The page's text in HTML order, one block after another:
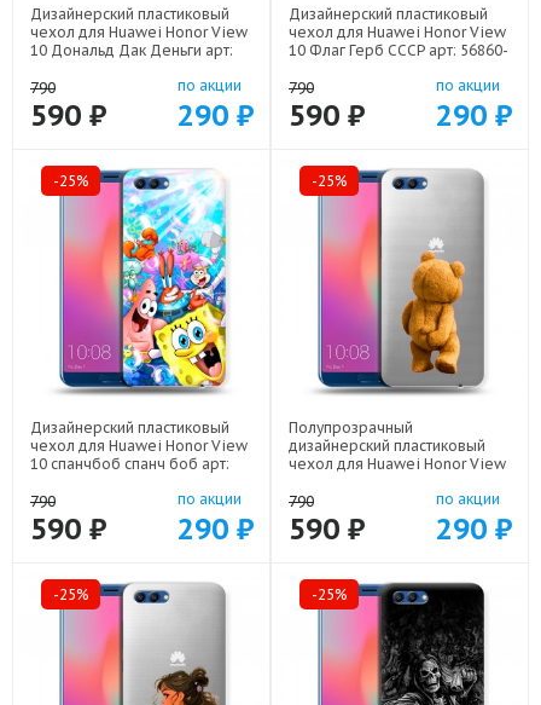
Дизайнерский пластиковый
чехол для Huawei Honor View
10 Дональд Дак Деньги арт:
790
590 ₽
по акции
290 ₽
Дизайнерский пластиковый
чехол для Huawei Honor View
10 Флаг Герб СССР арт: 56860-
790
590 ₽
по акции
290 ₽
-25%
Дизайнерский пластиковый
чехол для Huawei Honor View
10 спанчбоб спанч боб арт:
790
590 ₽
по акции
290 ₽
-25%
Полупрозрачный
дизайнерский пластиковый
чехол для Huawei Honor View
790
590 ₽
по акции
290 ₽
-25% -25%